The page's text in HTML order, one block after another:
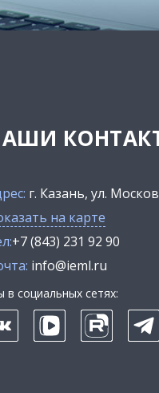
г. Казань, ул.
на карте
+7 (843) 231 92 90
info@ieml.ru
в социальных сетях: